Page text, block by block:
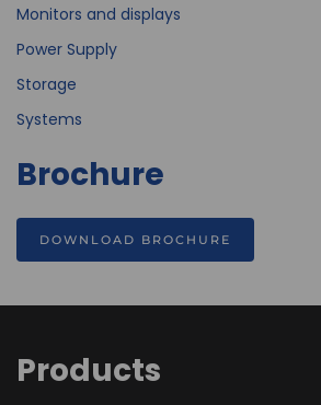
Monitors and displays
Power Supply
Storage
Systems
Brochure
DOWNLOAD BROCHURE
Products